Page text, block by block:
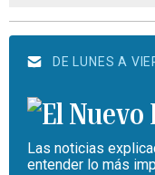
DE LUNES A
Las noticias
entender lo más